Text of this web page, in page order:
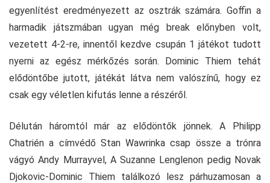
egyenlítést eredményezett az osztrák számára. Goffin a
harmadik játszmában ugyan még break előnyben volt,
vezetett 4-2-re, innentől kezdve csupán 1 játékot tudott
nyerni az egész mérkőzés során. Dominic Thiem tehát
elődöntőbe jutott, játékát látva nem valószínű, hogy ez
csak egy véletlen kifutás lenne a részéről.
Délután háromtól már az elődöntők jönnek. A Philipp
Chatrién a címvédő Stan Wawrinka csap össze a trónra
vágyó Andy Murrayvel, A Suzanne Lenglenon pedig Novak
Djokovic-Dominic Thiem találkozó lesz párhuzamosan a